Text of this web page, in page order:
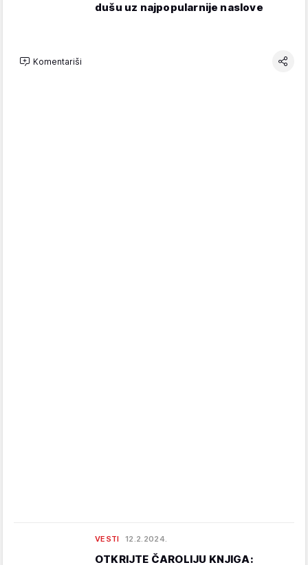
dušu uz najpopularnije naslove
Komentariši
VESTI 12.2.2024.
OTKRIJTE ČAROLIJU KNJIGA: